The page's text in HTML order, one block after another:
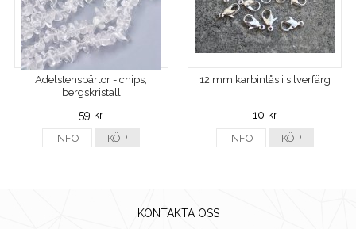
Ädelstenspärlor - chips,
bergskristall
59 kr
INFO KÖP
12 mm karbinlås i silverfärg
10 kr
INFO KÖP
KONTAKTA OSS